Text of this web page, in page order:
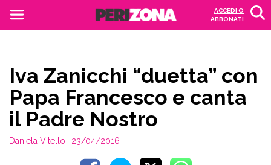
ACCEDI O
ABBONATI
Iva Zanicchi “duetta” con
Papa Francesco e canta
il Padre Nostro
Daniela Vitello | 23/04/2016